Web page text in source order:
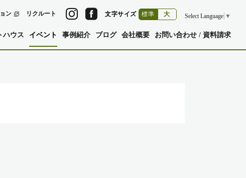
ハウス イベント 事例紹介 ブログ 会社概要 お問い合わせ / 資料請求
ン リクルート Select Language ▼
文字サイズ 標準 大